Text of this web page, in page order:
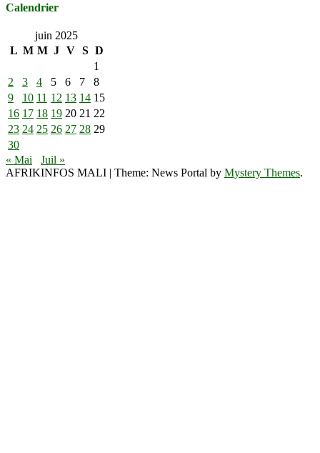
Calendrier
juin 2025
L M M J V S D
1
2
3 4 5 6 7
8
9
10 11 12 13 14 15
16 17 18 19 20 21 22
23 24 25 26 27 28 29
30
« Mai
Juil »
AFRIKINFOS MALI | Theme: News Portal by Mystery Themes.